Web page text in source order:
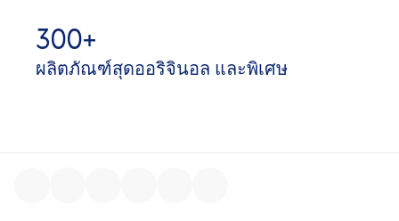
300+
ผลิตภัณฑ์สุดออริจินอล และพิเศษ